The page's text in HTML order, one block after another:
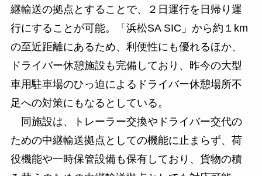
継輸送の拠点とすることで、２日運行を日帰り運
行にすることが可能。「浜松SA SIC」から約１km
の至近距離にあるため、利便性にも優れるほか、
ドライバー休憩施設も完備しており、昨今の大型
車用駐車場のひっ迫によるドライバー休憩場所不
足への対策にもなるとしている。
同施設は、トレーラー交換やドライバー交代の
ための中継輸送拠点としての機能に止まらず、荷
役機能や一時保管設備も保有しており、貨物の積